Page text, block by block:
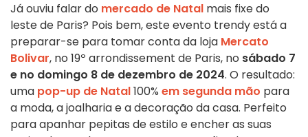
Já ouviu falar do mercado de Natal mais fixe do
leste de Paris? Pois bem, este evento trendy está a
preparar-se para tomar conta da loja Mercato
Bolivar, no 19º arrondissement de Paris, no sábado 7
e no domingo 8 de dezembro de 2024. O resultado:
uma pop-up de Natal100% em segunda mão para
a moda, a joalharia e a decoração da casa. Perfeito
paraapanhar pepitas de estilo e encher as suas